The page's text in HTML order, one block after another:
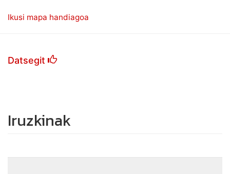
Ikusi mapa handiagoa
Datsegit
Iruzkinak